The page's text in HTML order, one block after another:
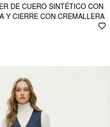
DE CUERO SINTÉTICO CON
Y CIERRE CON CREMALLERA